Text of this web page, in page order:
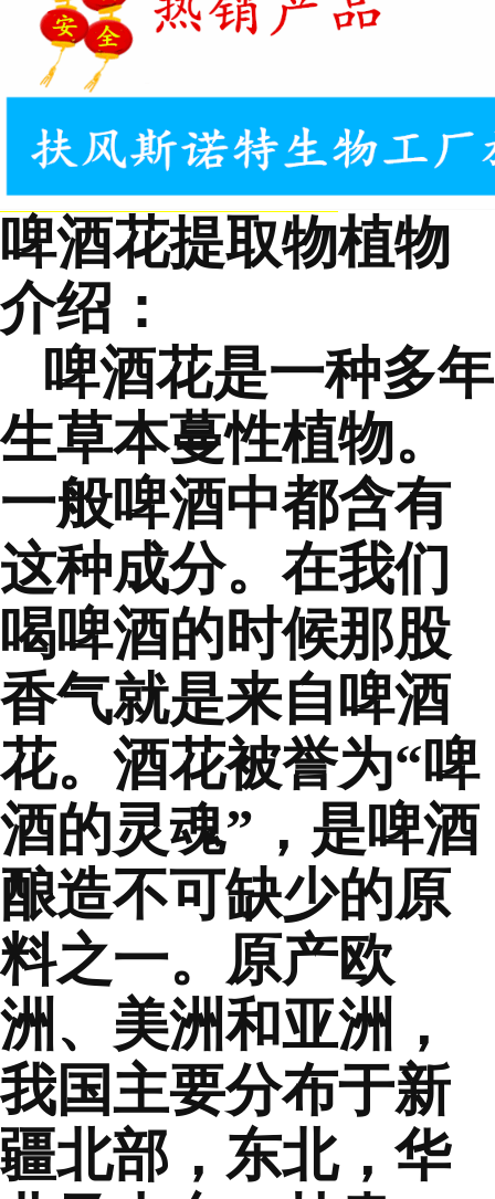
啤酒花提取物植物
介绍：
啤酒花是一种多年
生草本蔓性植物。
一般啤酒中都含有
这种成分。在我们
喝啤酒的时候那股
香气就是来自啤酒
花。酒花被誉为“啤
酒的灵魂”，是啤酒
酿造不可缺少的原
料之一。原产欧
洲、美洲和亚洲，
我国主要分布于新
疆北部，东北，华